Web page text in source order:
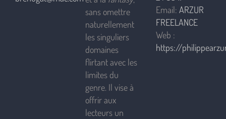
sans omettre
naturellement
les singuliers
domaines
flirtant avec les
limites du
genre. Il vise à
offrir aux
lecteurs un
Email: ARZUR
FREELANCE
Web :
https://